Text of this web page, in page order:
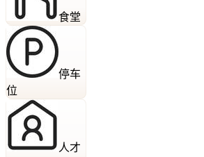
食堂
停车
位
人才